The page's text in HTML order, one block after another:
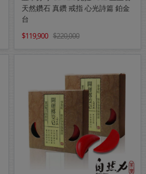
天然鑽石 真鑽 戒指 心光詩篇 鉑金
台
119,900
220,000